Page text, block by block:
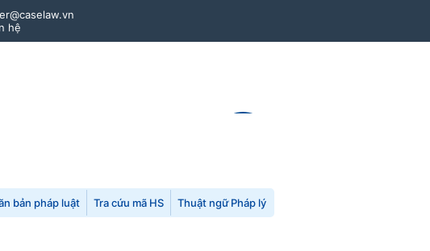
hệ
bản pháp luật Tra cứu mã HS Thuật ngữ Pháp lý